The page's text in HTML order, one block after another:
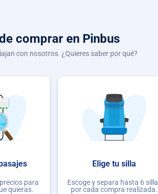
comprar en Pinbus
con nosotros. ¿Quieres saber por qué?
para
quieras.
Elige tu silla
Escoge y separa hasta 6
por cada compra realizada.